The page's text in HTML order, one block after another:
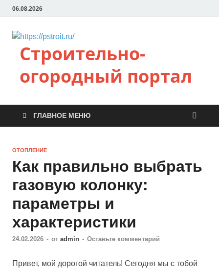
06.08.2026
Строительно-
огородный портал
ГЛАВНОЕ МЕНЮ
ОТОПЛЕНИЕ
Как правильно выбрать
газовую колонку:
параметры и
характеристики
24.02.2026 - от admin - Оставьте комментарий
Привет, мой дорогой читатель! Сегодня мы с тобой